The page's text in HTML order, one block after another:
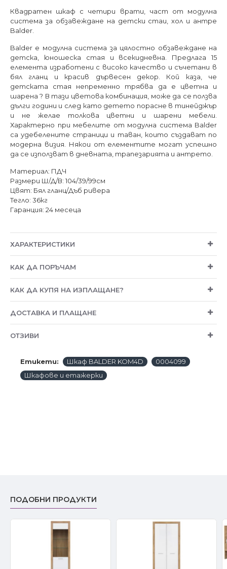
Квадратен шкаф с четири врати, част от модулна
система за обзавеждане на детски стаи, хол и антре
Balder.
Balder е модулна система за цялостно обзавеждане на
детска, юношеска стая и всекидневна. Предлага 15
елемента изработени с високо качество и съчетани в
бял гланц и красив дървесен декор. Кой каза, че
детската стая непременно трябва да е цветна и
шарена ? В тази цветова комбинация, може да се ползва
дълги години и след като детето порасне в тинейджър
и не желае толкова цветни и шарени мебели.
Характерно при мебелите от модулна система Balder
са удебелените страници и таван, които създават по
модерна визия. Някои от елементите могат успешно
да се използват в дневната, трапезарията и антрето.
Материал: ПДЧ
Размери Ш/Д/В: 104/39/99см
Цвят: Бял гланц/Дъб ривера
Тегло: 36кг
Гаранция: 24 месеца
ХАРАКТЕРИСТИКИ
КАК ДА ПОРЪЧАМ
КАК ДА КУПЯ НА ИЗПЛАЩАНЕ?
ДОСТАВКА И ПЛАЩАНЕ
ОТЗИВИ
Етикети: Шкаф BALDER KOM4D
0004099
Шкафове и етажерки
ПОДОБНИ ПРОДУКТИ